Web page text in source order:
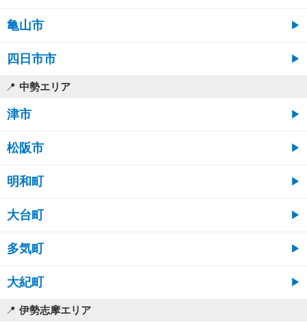
亀山市
四日市市
中勢エリア
津市
松阪市
明和町
大台町
多気町
大紀町
伊勢志摩エリア